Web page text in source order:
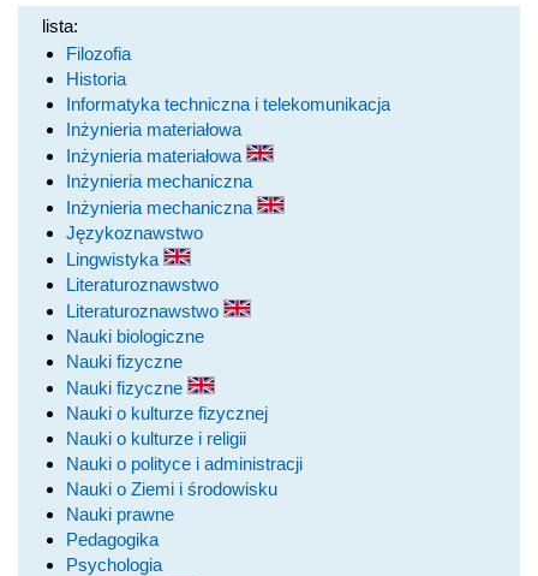
lista:
Filozofia
Historia
Informatyka techniczna i telekomunikacja
Inżynieria materiałowa
Inżynieria materiałowa
Inżynieria mechaniczna
Inżynieria mechaniczna
Językoznawstwo
Lingwistyka
Literaturoznawstwo
Literaturoznawstwo
Nauki biologiczne
Nauki fizyczne
Nauki fizyczne
Nauki o kulturze fizycznej
Nauki o kulturze i religii
Nauki o polityce i administracji
Nauki o Ziemi i środowisku
Nauki prawne
Pedagogika
Psychologia